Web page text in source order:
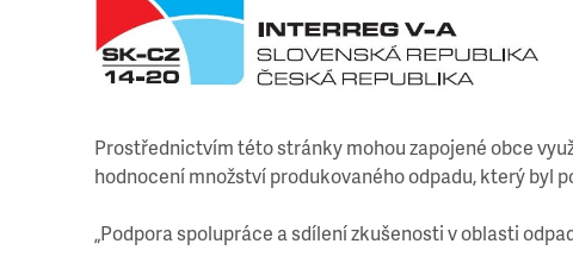
Prostřednictvím této stránky mohou zapojené obce
hodnocení množství produkovaného odpadu, který byl
„Podpora spolupráce a sdílení zkušenosti v oblasti